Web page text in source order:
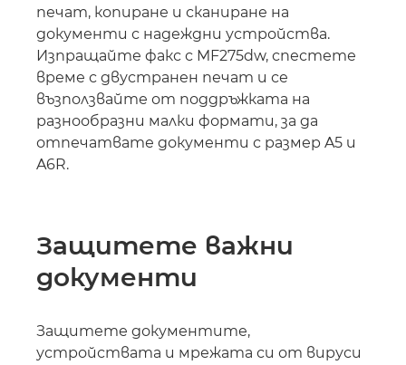
печат, копиране и сканиране на
документи с надеждни устройства.
Изпращайте факс с MF275dw, спестете
време с двустранен печат и се
възползвайте от поддръжката на
разнообразни малки формати, за да
отпечатвате документи с размер A5 и
A6R.
Защитете важни
документи
Защитете документите,
устройствата и мрежата си от вируси